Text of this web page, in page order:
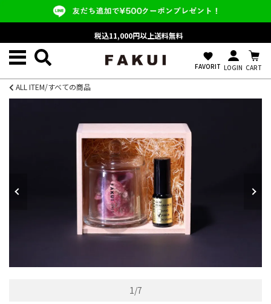
税込11,000円以上送料無料
favorite
FAVORIT LOGIN CART
ALL ITEM/すべての商品
1/7